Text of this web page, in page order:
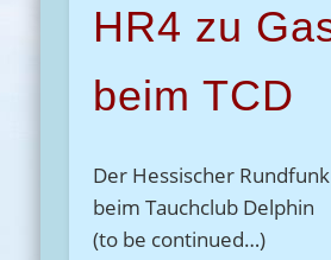
HR4 zu
beim TCD
Der Hessischer
beim Tauchclub Delphin
(to be continued…)